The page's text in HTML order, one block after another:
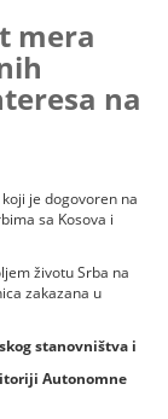
mera
na
je dogovoren na
sa Kosova i
životu Srba na
zakazana u
stanovništva i
Autonomne